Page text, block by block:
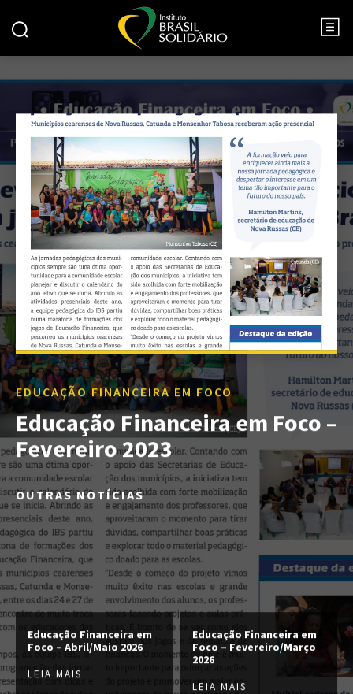
EDUCAÇÃO FINANCEIRA EM FOCO
Educação Financeira em Foco –
Fevereiro 2023
OUTRAS NOTÍCIAS
Educação Financeira em
Foco – Abril/Maio 2026
LEIA MAIS
Educação Financeira em
Foco – Fevereiro/Março
2026
LEIA MAIS